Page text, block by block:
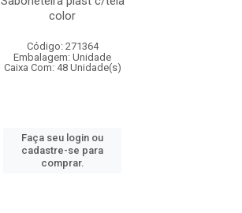
color
Código: 271364
Embalagem: Unidade
Caixa Com: 48 Unidade(s)
Faça seu login ou
cadastre-se para
comprar.